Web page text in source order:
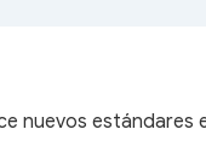
nuevos